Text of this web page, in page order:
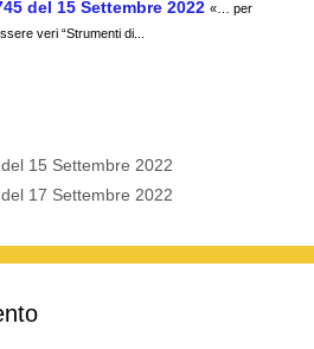
del 15 Settembre 2022 «… per
veri “Strumenti di...
15 Settembre 2022
17 Settembre 2022